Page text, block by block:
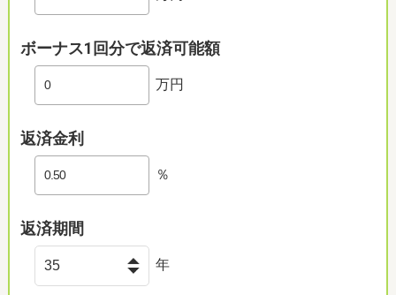
ボーナス1回分で返済可能額
万円
返済金利
％
返済期間
年